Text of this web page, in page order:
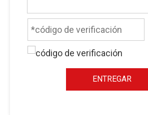
ENTREGAR